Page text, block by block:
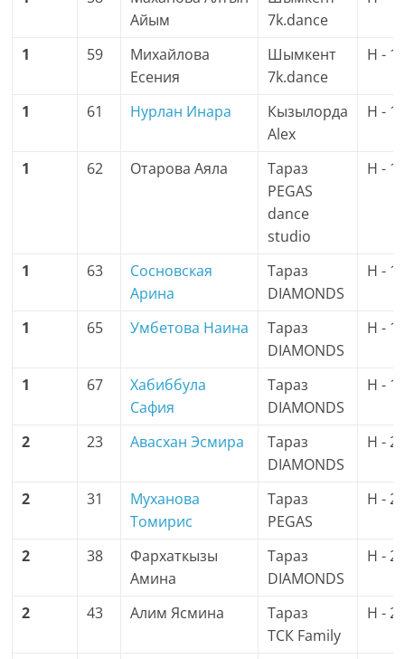
Айым
7k.dance
1 59
Михайлова
Есения
Шымкент
7k.dance
H - 1
1 61 Нурлан Инара
Кызылорда
Alex
H - 1
1 62 Отарова Аяла
Тараз
PEGAS
dance
studio
H - 1
1 63
Сосновская
Арина
Тараз
DIAMONDS
H - 1
1 65 Умбетова Наина
Тараз
DIAMONDS
H - 1
1 67
Хабиббула
Сафия
Тараз
DIAMONDS
H - 1
2 23 Авасхан Эсмира
Тараз
DIAMONDS
H - 2
2 31
Муханова
Томирис
Тараз
PEGAS
H - 2
2 38
Фархаткызы
Амина
Тараз
DIAMONDS
H - 2
2 43 Алим Ясмина
Тараз
ТСК Family
H - 2